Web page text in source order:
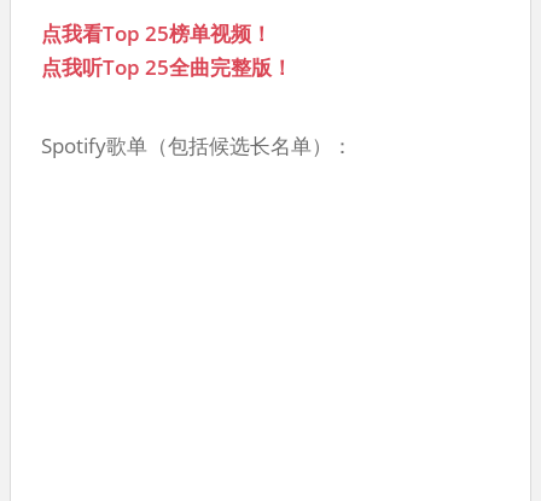
点我看Top 25榜单视频！
点我听Top 25全曲完整版！
Spotify歌单（包括候选长名单）：